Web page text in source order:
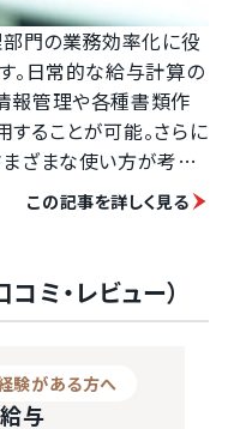
部門の業務効率化に役
。日常的な給与計算の
報管理や各種書類作
ることが可能。さらに
ざまな使い方が考え
者の負担は大幅に軽
貢献するサービスであ
す。
ら運用方法が選べる
この記事を詳しく見る
ミ・レビュー）
験がある方へ
与